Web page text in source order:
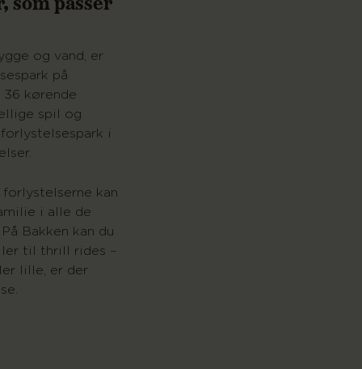
og vand, er
på
kørende
spil og
i
kan
i alle de
Bakken kan du
til thrill rides –
lille, er der